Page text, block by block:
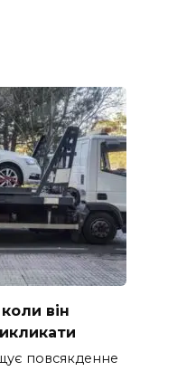
він
повсякденне